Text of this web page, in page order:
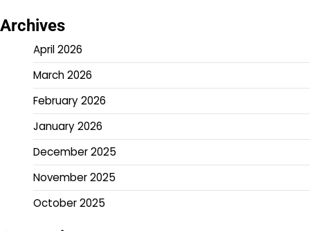
Archives
April 2026
March 2026
February 2026
January 2026
December 2025
November 2025
October 2025